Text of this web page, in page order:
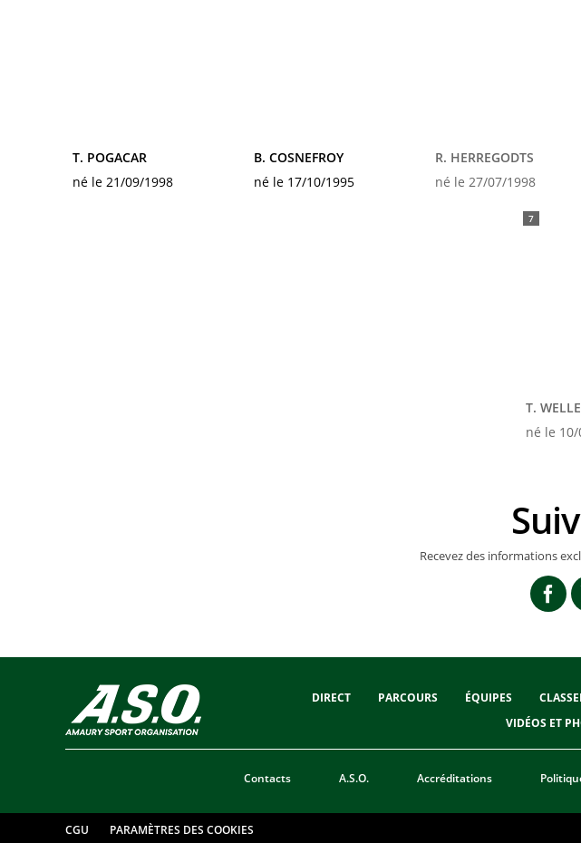
T. POGACAR
né le 21/09/1998
B. COSNEFROY
né le 17/10/1995
R. HERREGODTS
né le 27/07/1998
7
T.
né le 10/
Recevez des informations
DIRECT PARCOURS ÉQUIPES
VIDÉOS ET
Contacts A.S.O. Accréditations
CGU PARAMÈTRES DES COOKIES